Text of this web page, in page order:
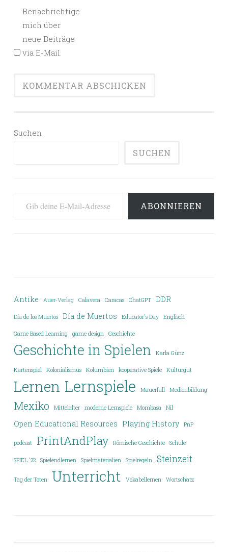
Benachrichtige
mich über
neue Beiträge
via E-Mail.
Suchen
SUCHEN
ABONNIEREN
Antike Auer-Verlag Calavera Caracas ChatGPT DDR
Día de los Muertos Día de Muertos Educator's Day Englisch
Game Based Learning game design Geschichte
Geschichte in Spielen Karla Günz
Kartenspiel Kolonialismus Kolumbien kooperative Spiele Kulturgut
Lernen Lernspiele Mauerfall Medienbildung
Mexiko Mittelalter moderne Lernspiele Mombasa Nil
Open Educational Resources Playing History PnP
podcast PrintAndPlay Römische Geschichte Schule
SPIEL '22 Spielendlernen Spielmaterialien Spielregeln Steinzeit
Tag der Toten Unterricht Vokabellernen Wortschatz